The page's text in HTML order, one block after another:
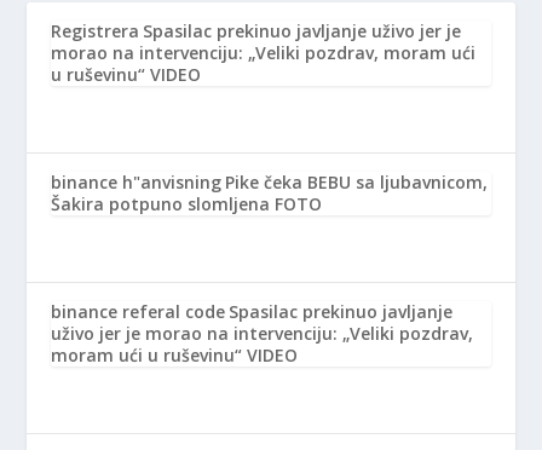
Registrera Spasilac prekinuo javljanje uživo jer je
morao na intervenciju: „Veliki pozdrav, moram ući
u ruševinu“ VIDEO
binance h"anvisning Pike čeka BEBU sa ljubavnicom,
Šakira potpuno slomljena FOTO
binance referal code Spasilac prekinuo javljanje
uživo jer je morao na intervenciju: „Veliki pozdrav,
moram ući u ruševinu“ VIDEO